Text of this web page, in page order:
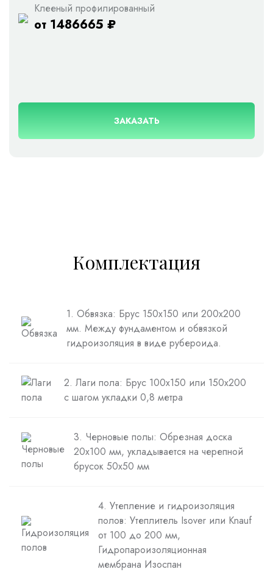
Клееный профилированный
от 1486665 ₽
ЗАКАЗАТЬ
Комплектация
1. Обвязка: Брус 150х150 или 200х200
мм. Между фундаментом и обвязкой
гидроизоляция в виде рубероида.
2. Лаги пола: Брус 100х150 или 150х200
с шагом укладки 0,8 метра
3. Черновые полы: Обрезная доска
20х100 мм, укладывается на черепной
брусок 50х50 мм
4. Утепление и гидроизоляция
полов: Утеплитель Isover или Knauf
от 100 до 200 мм,
Гидропароизоляционная
мембрана Изоспан